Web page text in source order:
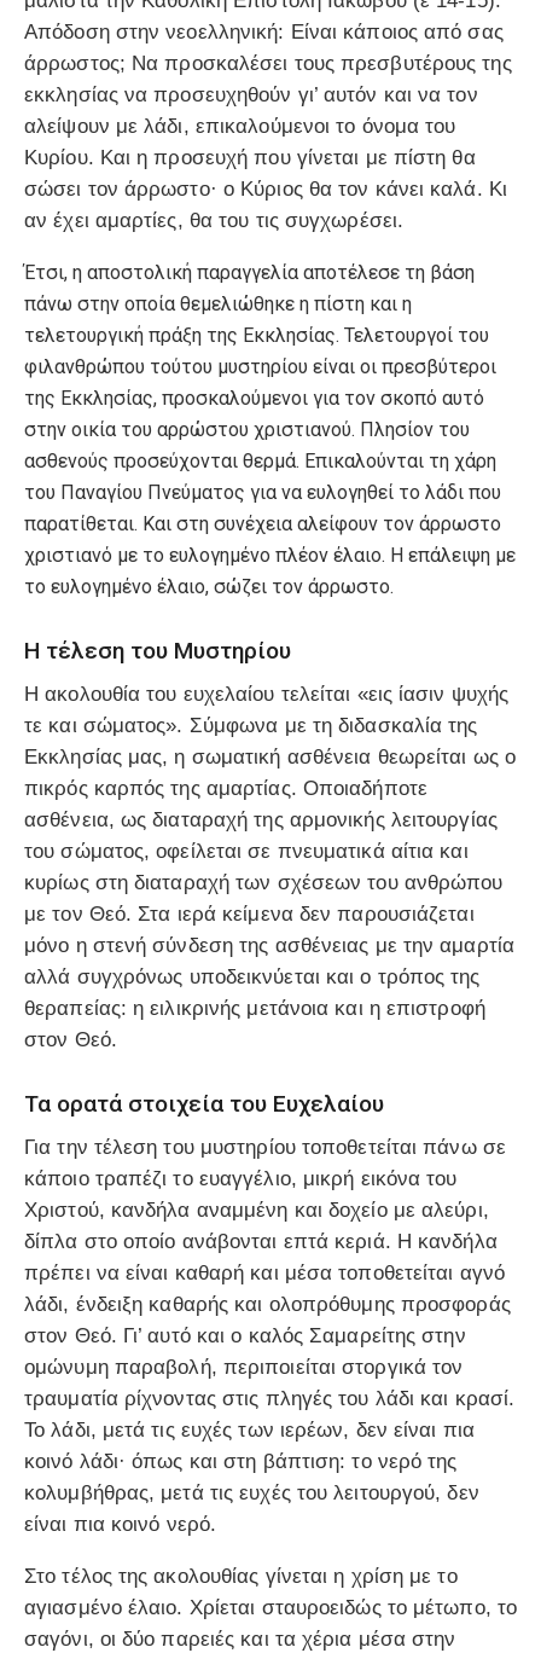
Απόδοση στην νεοελληνική: Είναι κάποιος από σας
άρρωστος; Να προσκαλέσει τους πρεσβυτέρους της
εκκλησίας να προσευχηθούν γι’ αυτόν και να τον
αλείψουν με λάδι, επικαλούμενοι το όνομα του
Κυρίου. Και η προσευχή που γίνεται με πίστη θα
σώσει τον άρρωστο· ο Κύριος θα τον κάνει καλά. Κι
αν έχει αμαρτίες, θα του τις συγχωρέσει.
Έτσι, η αποστολική παραγγελία αποτέλεσε τη βάση
πάνω στην οποία θεμελιώθηκε η πίστη και η
τελετουργική πράξη της Εκκλησίας. Τελετουργοί του
φιλανθρώπου τούτου μυστηρίου είναι οι πρεσβύτεροι
της Εκκλησίας, προσκαλούμενοι για τον σκοπό αυτό
στην οικία του αρρώστου χριστιανού. Πλησίον του
ασθενούς προσεύχονται θερμά. Επικαλούνται τη χάρη
του Παναγίου Πνεύματος για να ευλογηθεί το λάδι που
παρατίθεται. Και στη συνέχεια αλείφουν τον άρρωστο
χριστιανό με το ευλογημένο πλέον έλαιο. Η επάλειψη με
το ευλογημένο έλαιο, σώζει τον άρρωστο.
Η τέλεση του Μυστηρίου
Η ακολουθία του ευχελαίου τελείται «εις ίασιν ψυχής
τε και σώματος». Σύμφωνα με τη διδασκαλία της
Εκκλησίας μας, η σωματική ασθένεια θεωρείται ως ο
πικρός καρπός της αμαρτίας. Οποιαδήποτε
ασθένεια, ως διαταραχή της αρμονικής λειτουργίας
του σώματος, οφείλεται σε πνευματικά αίτια και
κυρίως στη διαταραχή των σχέσεων του ανθρώπου
με τον Θεό. Στα ιερά κείμενα δεν παρουσιάζεται
μόνο η στενή σύνδεση της ασθένειας με την αμαρτία
αλλά συγχρόνως υποδεικνύεται και ο τρόπος της
θεραπείας: η ειλικρινής μετάνοια και η επιστροφή
στον Θεό.
Τα ορατά στοιχεία του Ευχελαίου
Για την τέλεση του μυστηρίου τοποθετείται πάνω σε
κάποιο τραπέζι το ευαγγέλιο, μικρή εικόνα του
Χριστού, κανδήλα αναμμένη και δοχείο με αλεύρι,
δίπλα στο οποίο ανάβονται επτά κεριά. Η κανδήλα
πρέπει να είναι καθαρή και μέσα τοποθετείται αγνό
λάδι, ένδειξη καθαρής και ολοπρόθυμης προσφοράς
στον Θεό. Γι’ αυτό και ο καλός Σαμαρείτης στην
ομώνυμη παραβολή, περιποιείται στοργικά τον
τραυματία ρίχνοντας στις πληγές του λάδι και κρασί.
Το λάδι, μετά τις ευχές των ιερέων, δεν είναι πια
κοινό λάδι· όπως και στη βάπτιση: το νερό της
κολυμβήθρας, μετά τις ευχές του λειτουργού, δεν
είναι πια κοινό νερό.
Στο τέλος της ακολουθίας γίνεται η χρίση με το
αγιασμένο έλαιο. Χρίεται σταυροειδώς το μέτωπο, το
σαγόνι, οι δύο παρειές και τα χέρια μέσα στην